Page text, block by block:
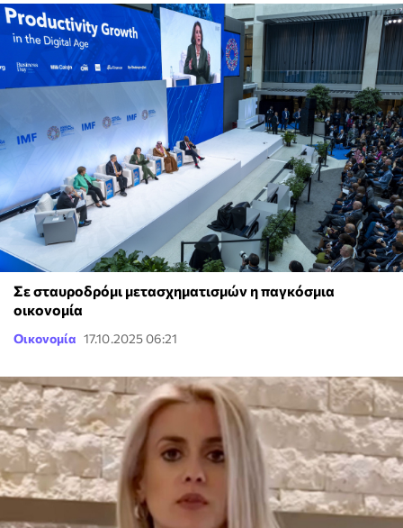
Σε σταυροδρόμι μετασχηματισμών η παγκόσμια
οικονομία
Οικονομία 17.10.2025 06:21